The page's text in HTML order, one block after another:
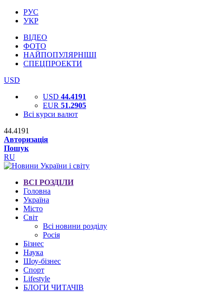
РУС
УКР
ВІДЕО
ФОТО
НАЙПОПУЛЯРНІШІ
СПЕЦПРОЕКТИ
USD
USD 44.4191
EUR 51.2905
Всі курси валют
44.4191
Авторизація
Пошук
RU
ВСІ РОЗДІЛИ
Головна
Україна
Місто
Світ
Всі новини розділу
Росія
Бізнес
Наука
Шоу-бізнес
Спорт
Lifestyle
БЛОГИ ЧИТАЧІВ